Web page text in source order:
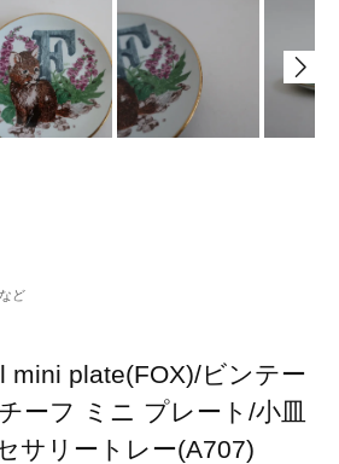
ど
mini plate(FOX)/ビンテー
ーフ ミニ プレート/小皿
サリートレー(A707)